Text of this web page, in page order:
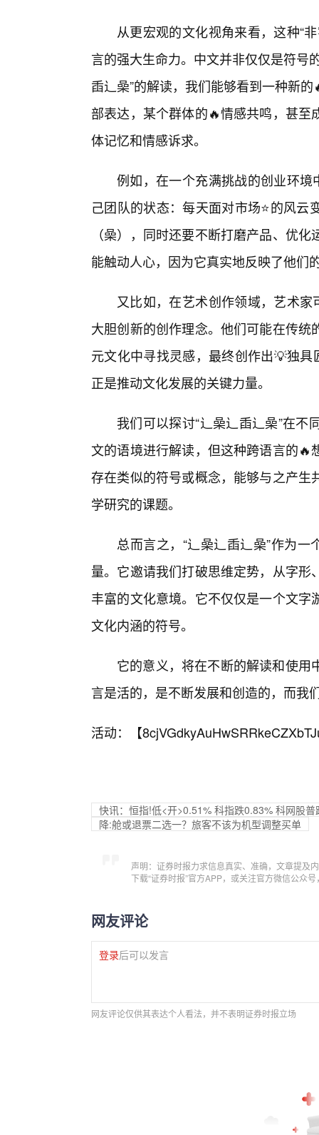
从更宏观的文化视角来看，这种“
言的强大生命力。中文并非仅仅是符号
臿辶喿”的解读，我们能够看到一种新
部表达，某个群体的🔥情感共鸣，甚
体记忆和情感诉求。
例如，在一个充满挑战的创业环境
己团队的状态：每天面对市场⭐的风
（喿），同时还要不断打磨产品、优
能触动人心，因为它真实地反映了他们
又比如，在艺术创作领域，艺术家
大胆创新的创作理念。他们可能在传
元文化中寻找灵感，最终创作出💡独
正是推动文化发展的关键力量。
我们可以探讨“辶喿辶臿辶喿”在
文的语境进行解读，但这种跨语言的
存在类似的符号或概念，能够与之产
学研究的课题。
总而言之，“辶喿辶臿辶喿”作为
量。它邀请我们打破思维定势，从字
丰富的文化意境。它不仅仅是一个文
文化内涵的符号。
它的意义，将在不断的解读和使
言是活的，是不断发展和创造的，而我
活动：【
快讯：恒指!低<开>0.51% 科指跌0.83% 科网股
降:舱或退票二选一？旅客不该为机型调整买单
声明：证券时报力求信息真实、准确，文章提及
下载“证券时报”官方APP，或关注官方微信公众
网友评论
登录后可以发言
网友评论仅供其表达个人看法，并不表明证券时报立场